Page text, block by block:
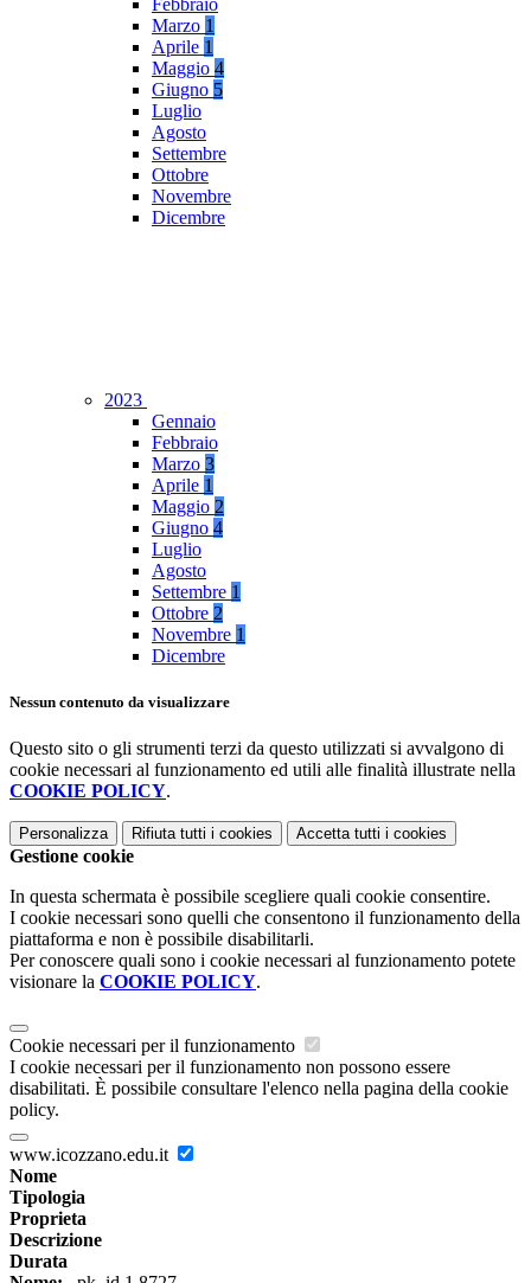
Febbraio
Marzo 1
Aprile 1
Maggio 4
Giugno 5
Luglio
Agosto
Settembre
Ottobre
Novembre
Dicembre
2023
Gennaio
Febbraio
Marzo 3
Aprile 1
Maggio 2
Giugno 4
Luglio
Agosto
Settembre 1
Ottobre 2
Novembre 1
Dicembre
Nessun contenuto da visualizzare
Questo sito o gli strumenti terzi da questo utilizzati si avvalgono di
cookie necessari al funzionamento ed utili alle finalità illustrate nella
COOKIE POLICY.
Personalizza Rifiuta tutti i cookies Accetta tutti i cookies
Gestione cookie
In questa schermata è possibile scegliere quali cookie consentire.
I cookie necessari sono quelli che consentono il funzionamento della
piattaforma e non è possibile disabilitarli.
Per conoscere quali sono i cookie necessari al funzionamento potete
visionare la COOKIE POLICY.
Cookie necessari per il funzionamento
I cookie necessari per il funzionamento non possono essere
disabilitati. È possibile consultare l'elenco nella pagina della cookie
policy.
www.icozzano.edu.it
Nome
Tipologia
Proprieta
Descrizione
Durata